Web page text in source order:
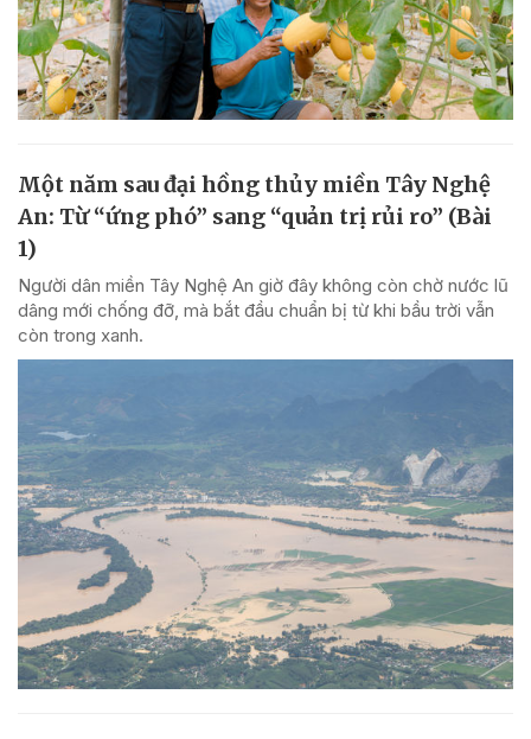
Một năm sau đại hồng thủy miền Tây Nghệ
An: Từ “ứng phó” sang “quản trị rủi ro” (Bài
1)
Người dân miền Tây Nghệ An giờ đây không còn chờ nước lũ
dâng mới chống đỡ, mà bắt đầu chuẩn bị từ khi bầu trời vẫn
còn trong xanh.